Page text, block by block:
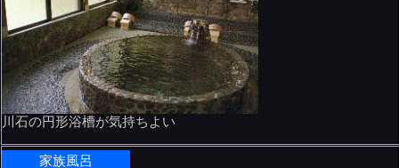
川石の円形浴槽が気持ちよい
家族風呂